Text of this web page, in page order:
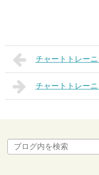
チャートトレー
チャートトレー